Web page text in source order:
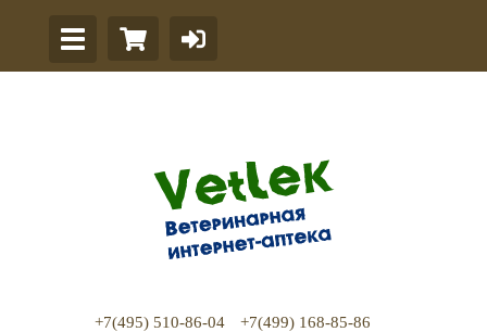
+7(495) 510-86-04
+7(499) 168-85-86